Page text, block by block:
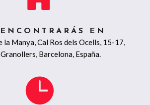
EN
la Manya, Cal Ros dels Ocells, 15-17,
Barcelona, España.
